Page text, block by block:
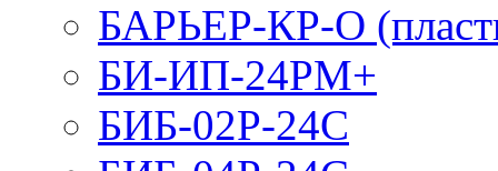
БАРЬЕР-КР-О
БИ-ИП-24РМ+
БИБ-02Р-24С